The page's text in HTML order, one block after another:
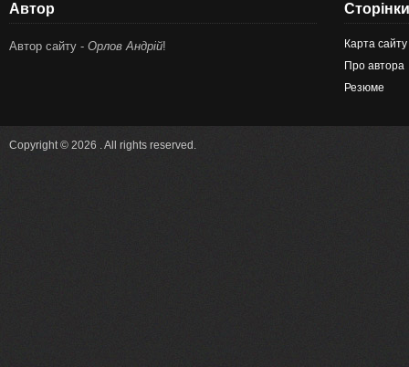
Автор
Автор сайту - Орлов Андрій!
Сторінки
Карта сайту
Про автора
Резюме
Copyright © 2026 . All rights reserved.